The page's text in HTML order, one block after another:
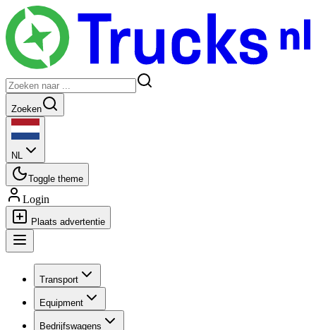
Zoeken
NL
Toggle theme
Login
Plaats advertentie
Transport
Equipment
Bedrijfswagens